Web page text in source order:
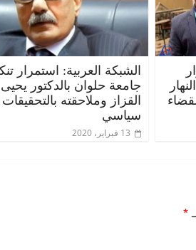
الشبكة العربية: استمرار
جامعة حلوان بالدكتور يحيى
القزاز وملاحقته بالتحقيقات
سياسي
13 فبراير، 2020
*